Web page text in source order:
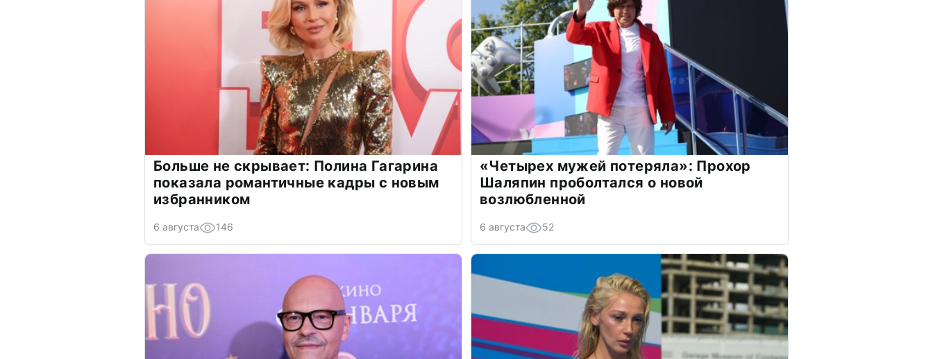
Больше не скрывает: Полина Гагарина
показала романтичные кадры с новым
избранником
6 августа 146
«Четырех мужей потеряла»: Прохор
Шаляпин проболтался о новой
возлюбленной
6 августа 52